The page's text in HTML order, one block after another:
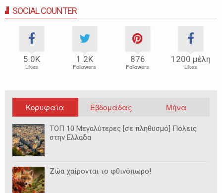
SOCIAL COUNTER
5.0Κ
Likes
1.2Κ
Followers
876
Followers
1200 μέλη
Likes
Κορυφαία Εβδομάδας Μήνα
ΤΟΠ 10 Μεγαλύτερες [σε πληθυσμό] Πόλεις
στην Ελλάδα
Ζώα χαίρονται το φθινόπωρο!